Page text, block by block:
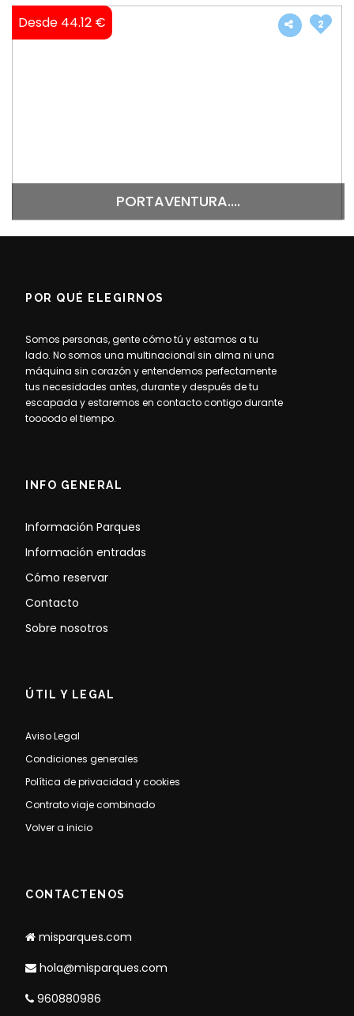
Desde 44.12 €
PORTAVENTURA....
2
POR QUÉ ELEGIRNOS
Somos personas, gente cómo tú y estamos a tu
lado. No somos una multinacional sin alma ni una
máquina sin corazón y entendemos perfectamente
tus necesidades antes, durante y después de tu
escapada y estaremos en contacto contigo durante
toooodo el tiempo.
INFO GENERAL
Información Parques
Información entradas
Cómo reservar
Contacto
Sobre nosotros
ÚTIL Y LEGAL
Aviso Legal
Condiciones generales
Política de privacidad y cookies
Contrato viaje combinado
Volver a inicio
CONTACTENOS
misparques.com
hola@misparques.com
960880986